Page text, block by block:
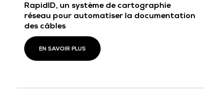
RapidID, un système de cartographie
réseau pour automatiser la documentation
des câbles
EN SAVOIR PLUS